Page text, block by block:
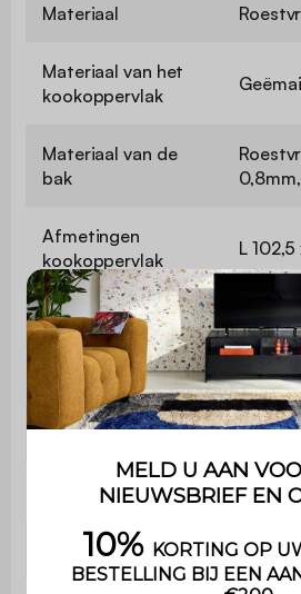
Materiaal
Materiaal van het
kookoppervlak
Materiaal van de
bak
Afmetingen
kookoppervlak
L
Kookoppervlak 4715
Aantal roosters 2
Warmhoudrooster Nee
Verstelbaar rooster Nee
Kookhoogte 69 cm